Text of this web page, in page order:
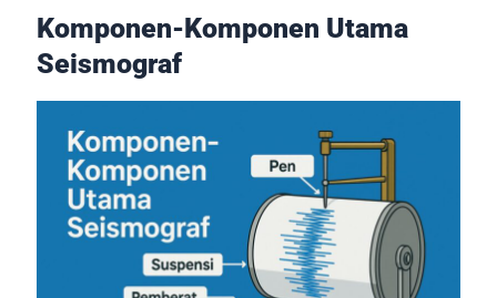
Komponen-Komponen Utama
Seismograf